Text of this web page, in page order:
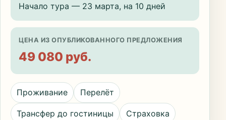
Начало тура — 23 марта, на 10 дней
ЦЕНА ИЗ ОПУБЛИКОВАННОГО ПРЕДЛОЖЕНИЯ
49 080 руб.
Проживание Перелёт
Трансфер до гостиницы Страховка